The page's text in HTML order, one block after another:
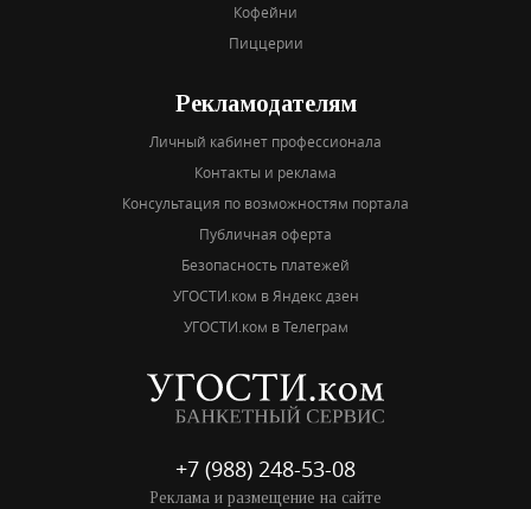
Кофейни
Пиццерии
Рекламодателям
Личный кабинет профессионала
Контакты и реклама
Консультация по возможностям портала
Публичная оферта
Безопасность платежей
УГОСТИ.ком в Яндекс дзен
УГОСТИ.ком в Телеграм
+7 (988) 248-53-08
Реклама и размещение на сайте